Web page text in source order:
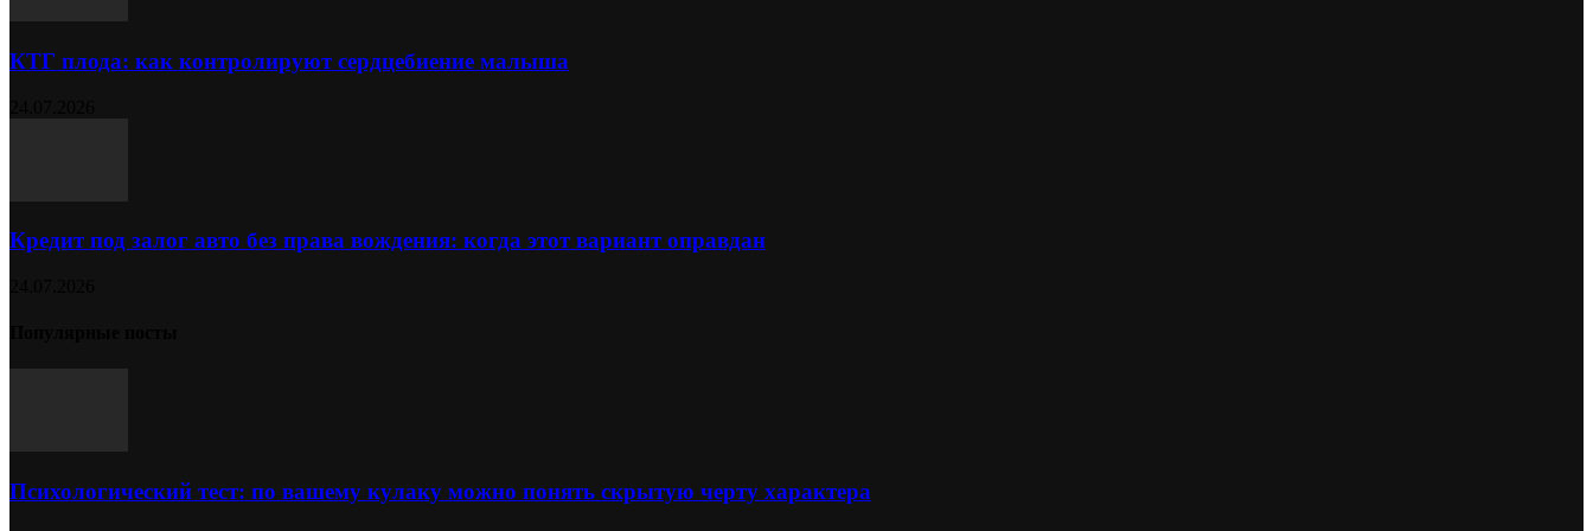
КТГ плода: как контролируют сердцебиение малыша
Кредит под залог авто без права вождения: когда этот вариант оправдан
Психологический тест: по вашему кулаку можно понять скрытую черту характера